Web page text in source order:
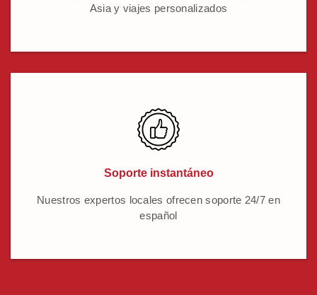
Asia y viajes personalizados
Soporte instantáneo
Nuestros expertos locales ofrecen soporte 24/7 en
español